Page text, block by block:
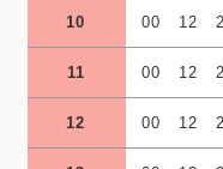
10 00 12
11 00 12
12 00 12